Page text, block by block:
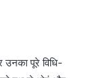
पूरे विधि-